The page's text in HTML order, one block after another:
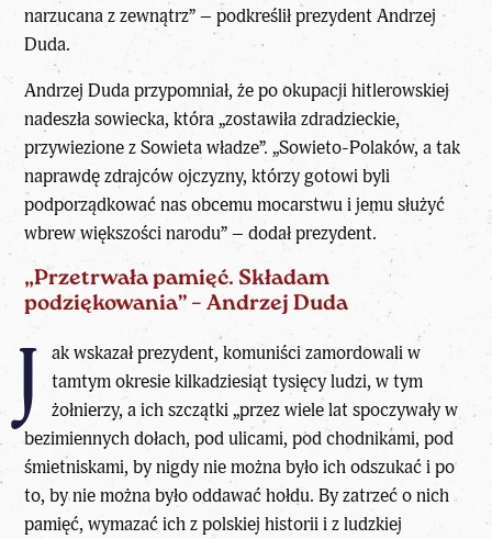
narzucana z zewnątrz” – podkreślił prezydent Andrzej
Duda.
Andrzej Duda przypomniał, że po okupacji hitlerowskiej
nadeszła sowiecka, która „zostawiła zdradzieckie,
przywiezione z Sowieta władze”. „Sowieto-Polaków, a tak
naprawdę zdrajców ojczyzny, którzy gotowi byli
podporządkować nas obcemu mocarstwu i jemu służyć
wbrew większości narodu” – dodał prezydent.
„Przetrwała pamięć. Składam
podziękowania” – Andrzej Duda
J
ak wskazał prezydent, komuniści zamordowali w
tamtym okresie kilkadziesiąt tysięcy ludzi, w tym
żołnierzy, a ich szczątki „przez wiele lat spoczywały w
bezimiennych dołach, pod ulicami, pod chodnikami, pod
śmietniskami, by nigdy nie można było ich odszukać i po
to, by nie można było oddawać hołdu. By zatrzeć o nich
pamięć, wymazać ich z polskiej historii i z ludzkiej